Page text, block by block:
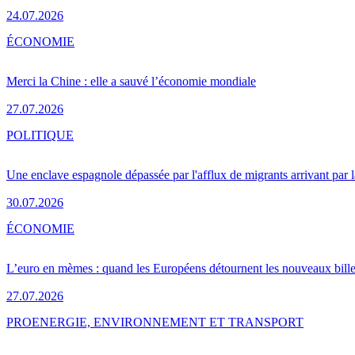
24.07.2026
Merci la Chine : elle a sauvé l’économie mondiale
27.07.2026
ÉCONOMIE
Une enclave espagnole dépassée par l'afflux de migrants arrivant par
30.07.2026
POLITIQUE
L’euro en mèmes : quand les Européens détournent les nouveaux
27.07.2026
ÉCONOMIE
PROENERGIE, ENVIRONNEMENT ET TRANSPORT